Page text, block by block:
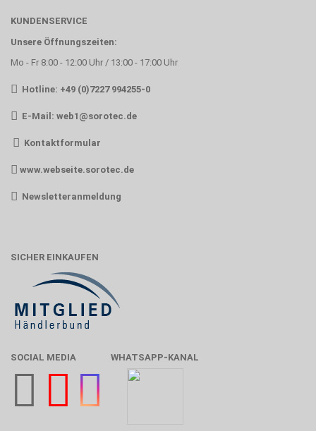
KUNDENSERVICE
Unsere Öffnungszeiten:
Mo - Fr 8:00 - 12:00 Uhr / 13:00 - 17:00 Uhr
Hotline: +49 (0)7227 994255-0
E-Mail: web1@sorotec.de
Kontaktformular
www.webseite.sorotec.de
Newsletteranmeldung
SICHER EINKAUFEN
SOCIAL MEDIA WHATSAPP-KANAL